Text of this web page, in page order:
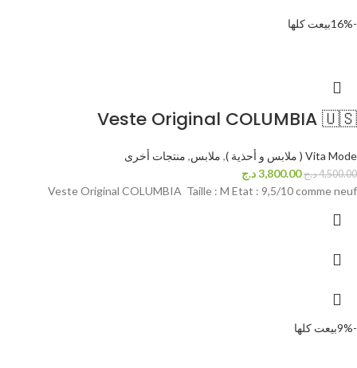
-16% بيعت كلها
Veste Original COLUMBIA 🇺🇸
Vita Mode ( ملابس و أحذية ) , ملابس, منتجات أخرى
4,500.00د.ج 3,800.00د.ج
Veste Original COLUMBIA Taille : M Etat : 9,5/10 comme neuf
-9% بيعت كلها